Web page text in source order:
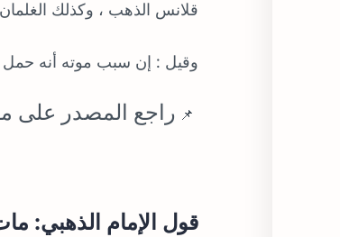
قلانس الذهب ، وكذلك
وقيل : إن سبب موته أنه حمل
📌 راجع المصدر على
قول الإمام الذهبي: